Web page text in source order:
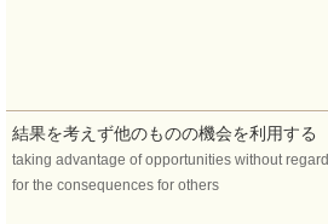
結果を考えず他のものの機会を利用する
taking advantage of opportunities without regard
for the consequences for others